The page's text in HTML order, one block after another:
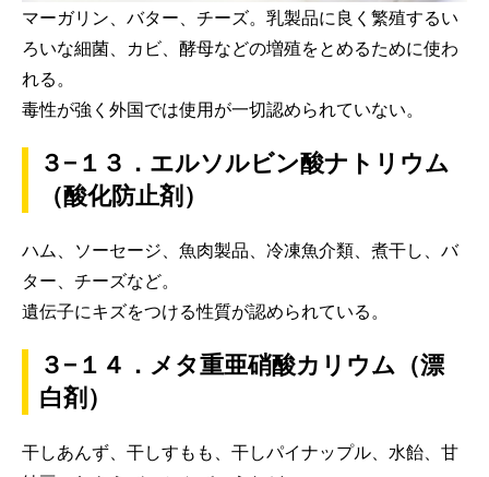
マーガリン、バター、チーズ。乳製品に良く繁殖するい
ろいな細菌、カビ、酵母などの増殖をとめるために使わ
れる。
毒性が強く外国では使用が一切認められていない。
３−１３．エルソルビン酸ナトリウム
（酸化防止剤）
ハム、ソーセージ、魚肉製品、冷凍魚介類、煮干し、バ
ター、チーズなど。
遺伝子にキズをつける性質が認められている。
３−１４．メタ重亜硝酸カリウム（漂
白剤）
干しあんず、干しすもも、干しパイナップル、水飴、甘